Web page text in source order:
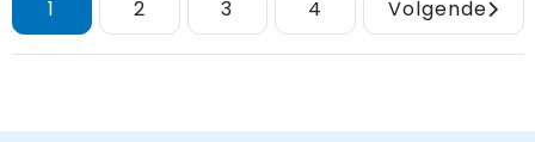
1 2 3 4 Volgende